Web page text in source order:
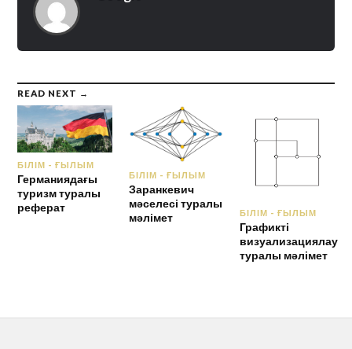
READ NEXT →
БІЛІМ - ҒЫЛЫМ
Германиядағы
туризм туралы
реферат
БІЛІМ - ҒЫЛЫМ
Заранкевич
мәселесі туралы
мәлімет
БІЛІМ - ҒЫЛЫМ
Графикті
визуализациялау
туралы мәлімет